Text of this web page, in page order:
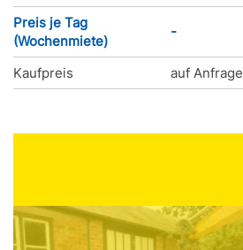
Preis je Tag
(Wochenmiete)
-
Kaufpreis
auf Anfrage